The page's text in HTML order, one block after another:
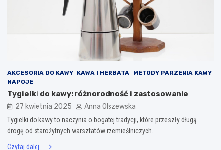
AKCESORIA DO KAWY KAWA I HERBATA
METODY PARZENIA KAWY
NAPOJE
Tygielki do kawy: różnorodność i zastosowanie
27 kwietnia 2025 Anna Olszewska
Tygielki do kawy to naczynia o bogatej tradycji, które przeszły długą
drogę od starożytnych warsztatów rzemieślniczych…
Czytaj dalej